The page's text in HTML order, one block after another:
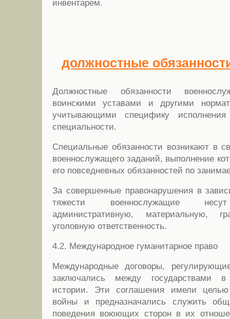
инвентарем.
должностные
Должностные обязанности
воинскими уставами и другими
учитывающими специфику
специальности.
Специальные обязанности возникают в
военнослужащего заданий, выполнение
его повседневных обязанностей по
За совершенные правонарушения в
тяжести военнослужащие
административную, материальную,
уголовную ответственность.
4.2. Международное гуманитарное право
Международные договоры,
заключались между государствами
истории. Эти соглашения имели
войны и предназначались служить
поведения воюющих сторон в их